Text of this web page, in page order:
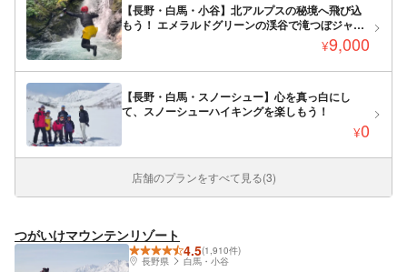
【長野・白馬・小谷】北アルプスの秘境へ飛び込
もう！ エメラルドグリーンの渓谷で滝つぼジャン
プ・天然ウォータースライダー・シャワークライ
ミングを満喫。自然の中で思いきり遊べる、本格
アウトドア体験！
¥9,000
【長野・白馬・スノーシュー】心を真っ白にし
て、スノーシューハイキングを楽しもう！
¥0
店舗のプランをすべて見る(3)
つがいけマウンテンリゾート
4.5(1,910件)
長野県
白馬・小谷